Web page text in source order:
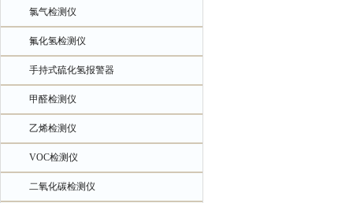
氯气检测仪
氟化氢检测仪
手持式硫化氢报警器
甲醛检测仪
乙烯检测仪
VOC检测仪
二氧化碳检测仪